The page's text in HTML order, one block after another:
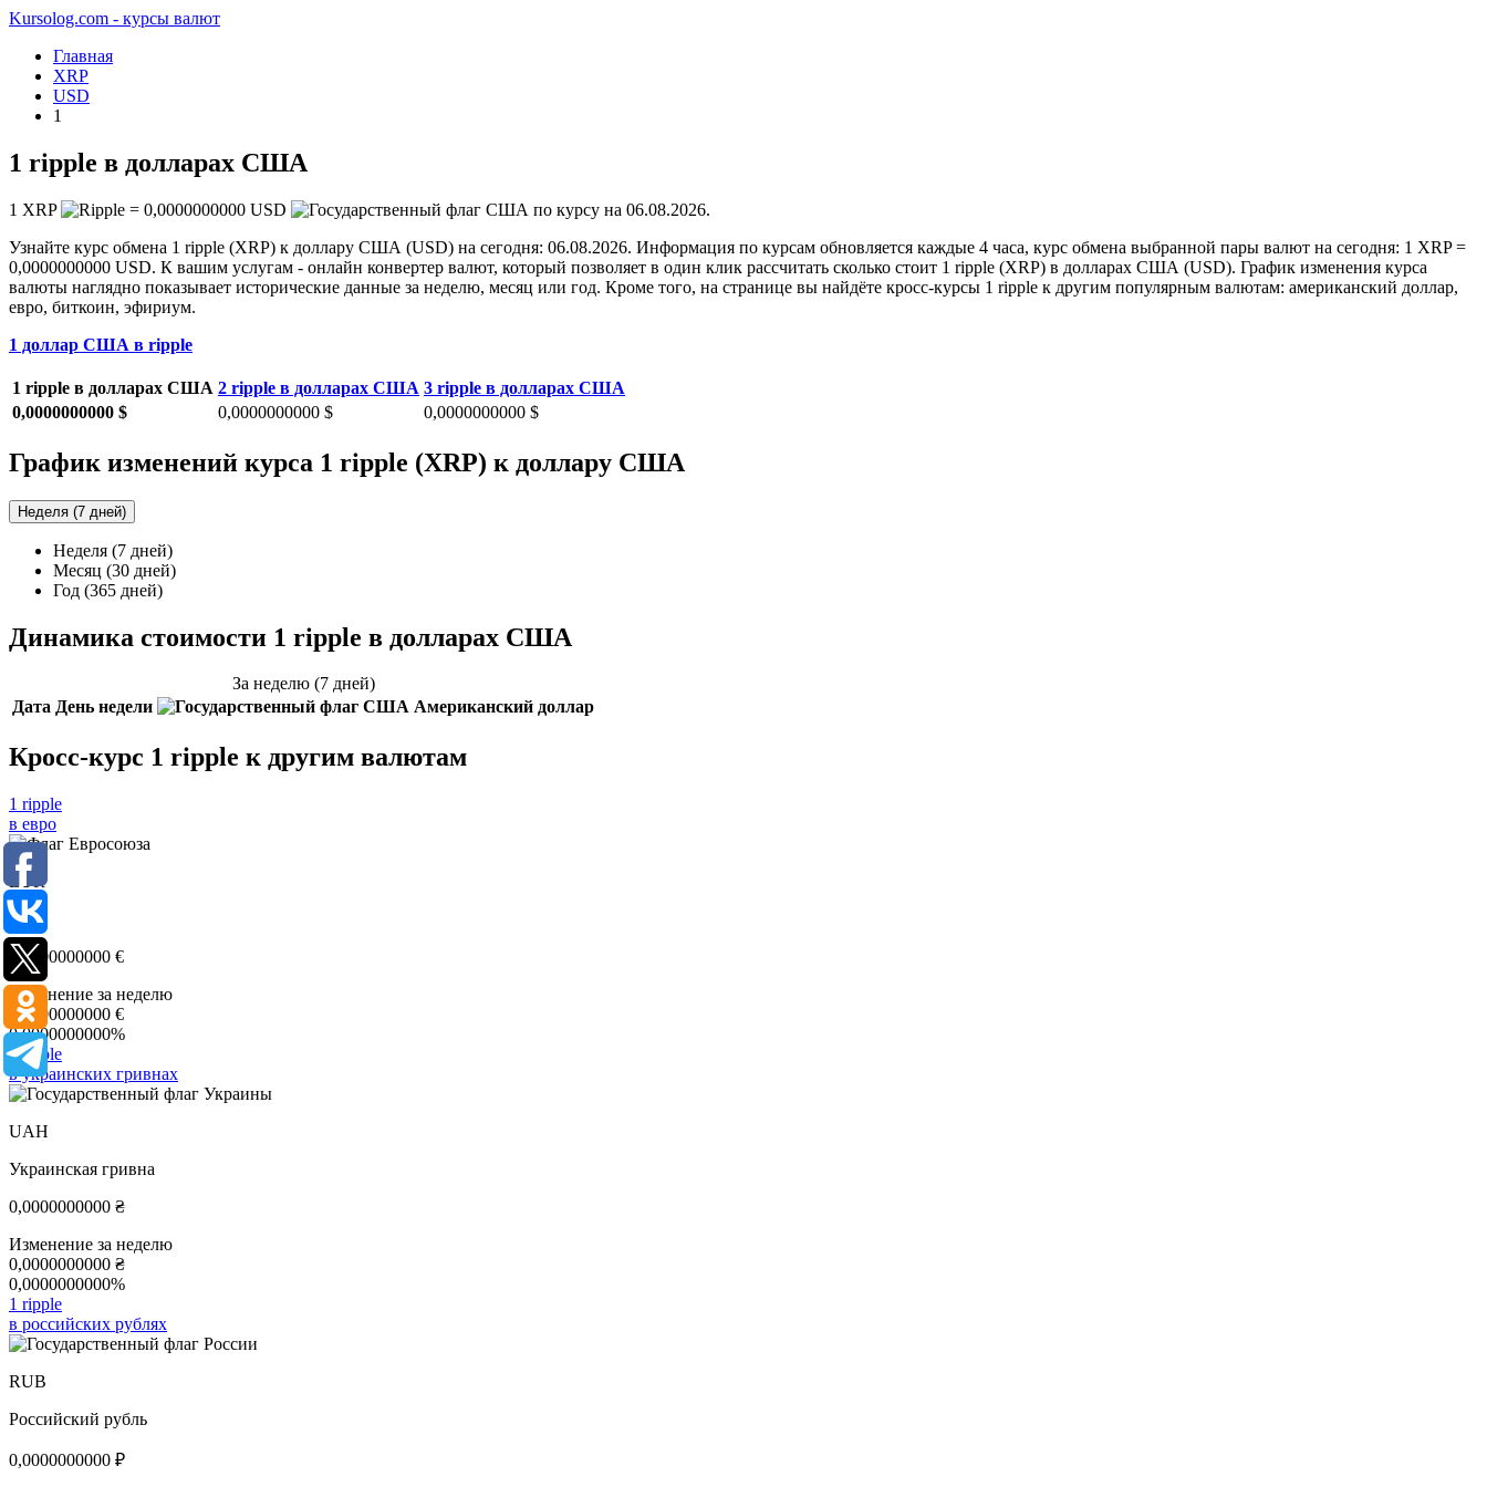
Kursolog.com - курсы валют
Главная
XRP
USD
1
1 ripple в долларах США
1 XRP = 0,0000000000 USD по курсу на 06.08.2026.
Узнайте курс обмена 1 ripple (XRP) к доллару США (USD) на сегодня: 06.08.2026. Информация по курсам обновляется каждые 4 часа, курс обмена выбранной пары валют на сегодня: 1 XRP =
0,0000000000 USD. К вашим услугам - онлайн конвертер валют, который позволяет в один клик рассчитать сколько стоит 1 ripple (XRP) в долларах США (USD). График изменения курса
валюты наглядно показывает исторические данные за неделю, месяц или год. Кроме того, на странице вы найдёте кросс-курсы 1 ripple к другим популярным валютам: американский доллар,
евро, биткоин, эфириум.
1 доллар США в ripple
1 ripple в долларах США 2 ripple в долларах США 3 ripple в долларах США
0,0000000000 $
0,0000000000 $ 0,0000000000 $
График изменений курса 1 ripple (XRP) к доллару США
Неделя (7 дней)
Неделя (7 дней)
Месяц (30 дней)
Год (365 дней)
Динамика стоимости 1 ripple в долларах США
За неделю (7 дней)
Дата День недели Американский доллар
Кросс-курс 1 ripple к другим валютам
1 ripple
в евро
EUR
Евро
0,0000000000 €
Изменение за неделю
0,0000000000 €
0,0000000000%
1 ripple
в украинских гривнах
UAH
Украинская гривна
0,0000000000 ₴
Изменение за неделю
0,0000000000 ₴
0,0000000000%
1 ripple
в российских рублях
RUB
Российский рубль
0,0000000000 ₽